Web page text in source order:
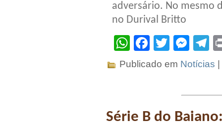
adversário. No mesmo
no Durival Britto
WhatsApp
Facebook
Twitter
Publicado em Notícias
Série B do